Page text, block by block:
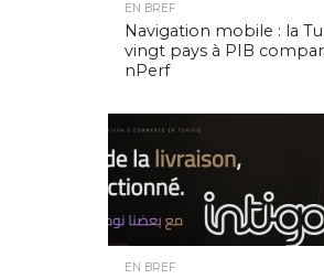
EN BREF
Navigation mobile : la
vingt pays à PIB
nPerf
EN BREF